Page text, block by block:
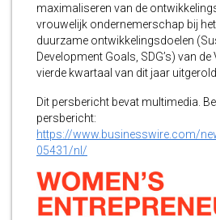
maximaliseren van de
vrouwelijk ondernemerschap bij
duurzame ontwikkelingsdoelen
Development Goals, SDG’s) van
vierde kwartaal van dit jaar uitgerold.
Dit persbericht bevat multimedia.
persbericht:
https://www.businesswire.com/
05431/nl/